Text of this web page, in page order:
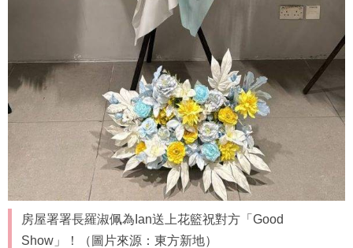
房屋署署長羅淑佩為Ian送上花籃祝對方「Good
Show」！（圖片來源：東方新地）